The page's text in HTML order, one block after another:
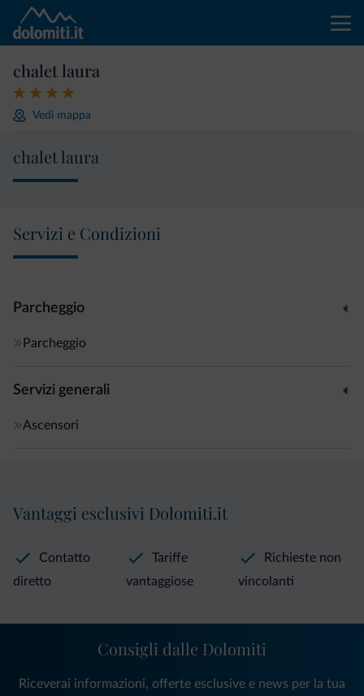
chalet laura
Vedi mappa
chalet laura
Servizi e Condizioni
Parcheggio
Parcheggio
Servizi generali
Ascensori
Vantaggi esclusivi Dolomiti.it
Contatto
diretto
Tariffe
vantaggiose
Richieste non
vincolanti
Consigli dalle Dolomiti
Riceverai informazioni, offerte esclusive e news per la tua